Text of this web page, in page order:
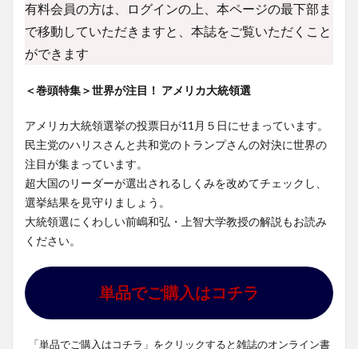
有料会員の方は、ログインの上、本ページの最下部ま
で移動していただきますと、本誌をご覧いただくこと
ができます
＜巻頭特集＞世界が注目！ アメリカ大統領選
アメリカ大統領選挙の投票日が11月５日にせまっています。
民主党のハリスさんと共和党のトランプさんの対決に世界の
注目が集まっています。
超大国のリーダーが選出されるしくみを改めてチェックし、
選挙結果を見守りましょう。
大統領選にくわしい前嶋和弘・上智大学教授の解説もお読み
ください。
単品でご購入はコチラ
「単品でご購入はコチラ」をクリックすると雑誌のオンライン書